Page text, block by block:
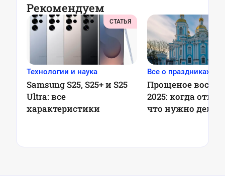
Рекомендуем
СТАТЬЯ
Технологии и наука
Samsung S25, S25+ и S25
Ultra: все
характеристики
Все о праздниках
Прощеное
2025: когда
что нужно